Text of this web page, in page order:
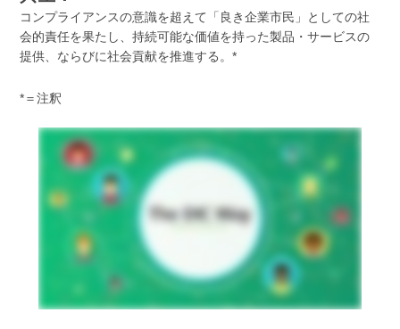
コンプライアンスの意識を超えて「良き企業市民」としての社
会的責任を果たし、持続可能な価値を持った製品・サービスの
提供、ならびに社会貢献を推進する。*
*＝注釈